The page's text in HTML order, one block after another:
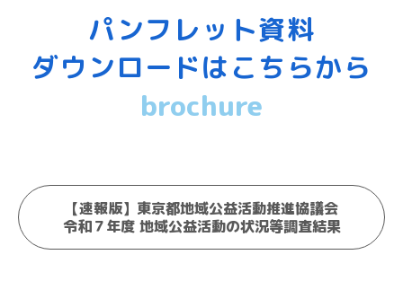
パンフレット資料
ダウンロードはこちらから
brochure
【速報版】東京都地域公益活動推進協議会
令和７年度 地域公益活動の状況等調査結果